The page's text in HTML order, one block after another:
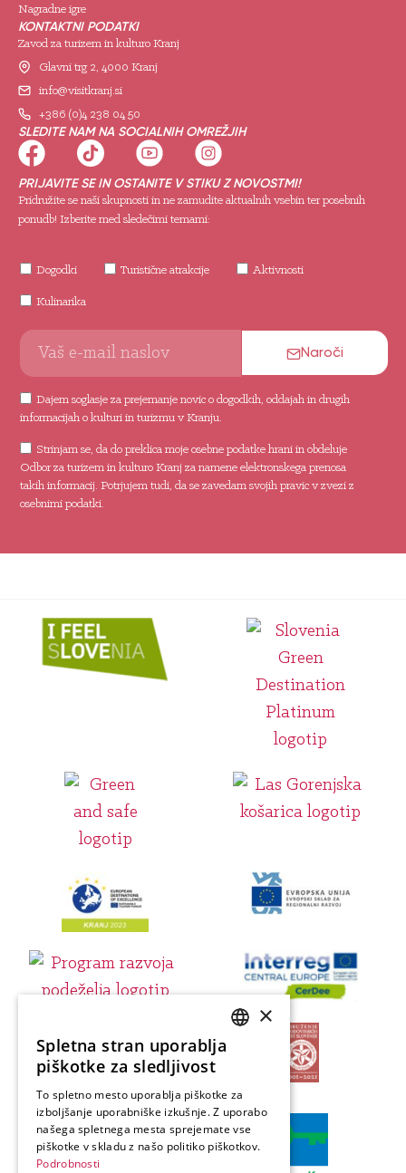
Nagradne igre
KONTAKTNI PODATKI
Zavod za turizem in kulturo Kranj
Glavni trg 2, 4000 Kranj
info@visitkranj.si
+386 (0)4 238 04 50
SLEDITE NAM NA SOCIALNIH OMREŽJIH
PRIJAVITE SE IN OSTANITE V STIKU Z NOVOSTMI!
Pridružite se naši skupnosti in ne zamudite aktualnih vsebin ter posebnih
ponudb! Izberite med sledečimi temami:
Dogodki Turistične atrakcije Aktivnosti
Kulinarika
Dajem soglasje za prejemanje novic o dogodkih, oddajah in drugih
informacijah o kulturi in turizmu v Kranju.
Strinjam se, da do preklica moje osebne podatke hrani in obdeluje
Odbor za turizem in kulturo Kranj za namene elektronskega prenosa
takih informacij. Potrjujem tudi, da se zavedam svojih pravic v zvezi z
osebnimi podatki.
Naroči
SLOVENIAN
GERMAN
ITALIAN
×
Spletna stran uporablja
piškotke za sledljivost
To spletno mesto uporablja piškotke za
izboljšanje uporabniške izkušnje. Z uporabo
našega spletnega mesta sprejemate vse
piškotke v skladu z našo politiko piškotkov.
Podrobnosti